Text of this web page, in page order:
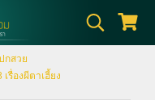
กสวย
รื่องผีตาเฮี้ยง